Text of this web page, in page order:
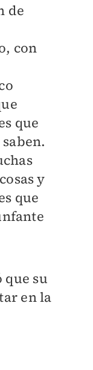
de
con
que
y
que
que su
en la